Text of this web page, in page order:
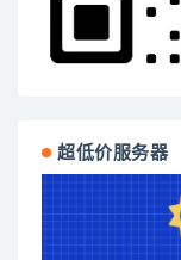
超低价服务器